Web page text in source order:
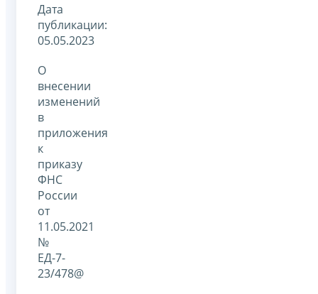
Дата
публикации:
05.05.2023
О
внесении
изменений
в
приложения
к
приказу
ФНС
России
от
11.05.2021
№
ЕД-7-
23/478@